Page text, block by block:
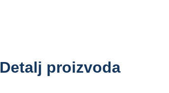
Detalj proizvoda